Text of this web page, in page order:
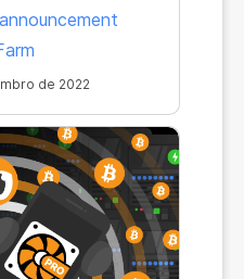
combinação!
de 2022